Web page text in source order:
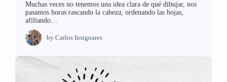
Muchas veces no tenemos una idea clara de qué dibujar, nos
pasamos horas rascando la cabeza, ordenando las hojas,
afiliando…
by Carlos Insignares